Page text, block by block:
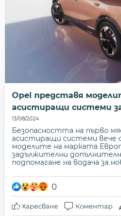
Opel представя
асистиращи системи
13/08/2024
Безопасността на първо
асистиращи системи вече
моделите на марката
задължителни
подпомагане на водача за
0
Харесване Коментар